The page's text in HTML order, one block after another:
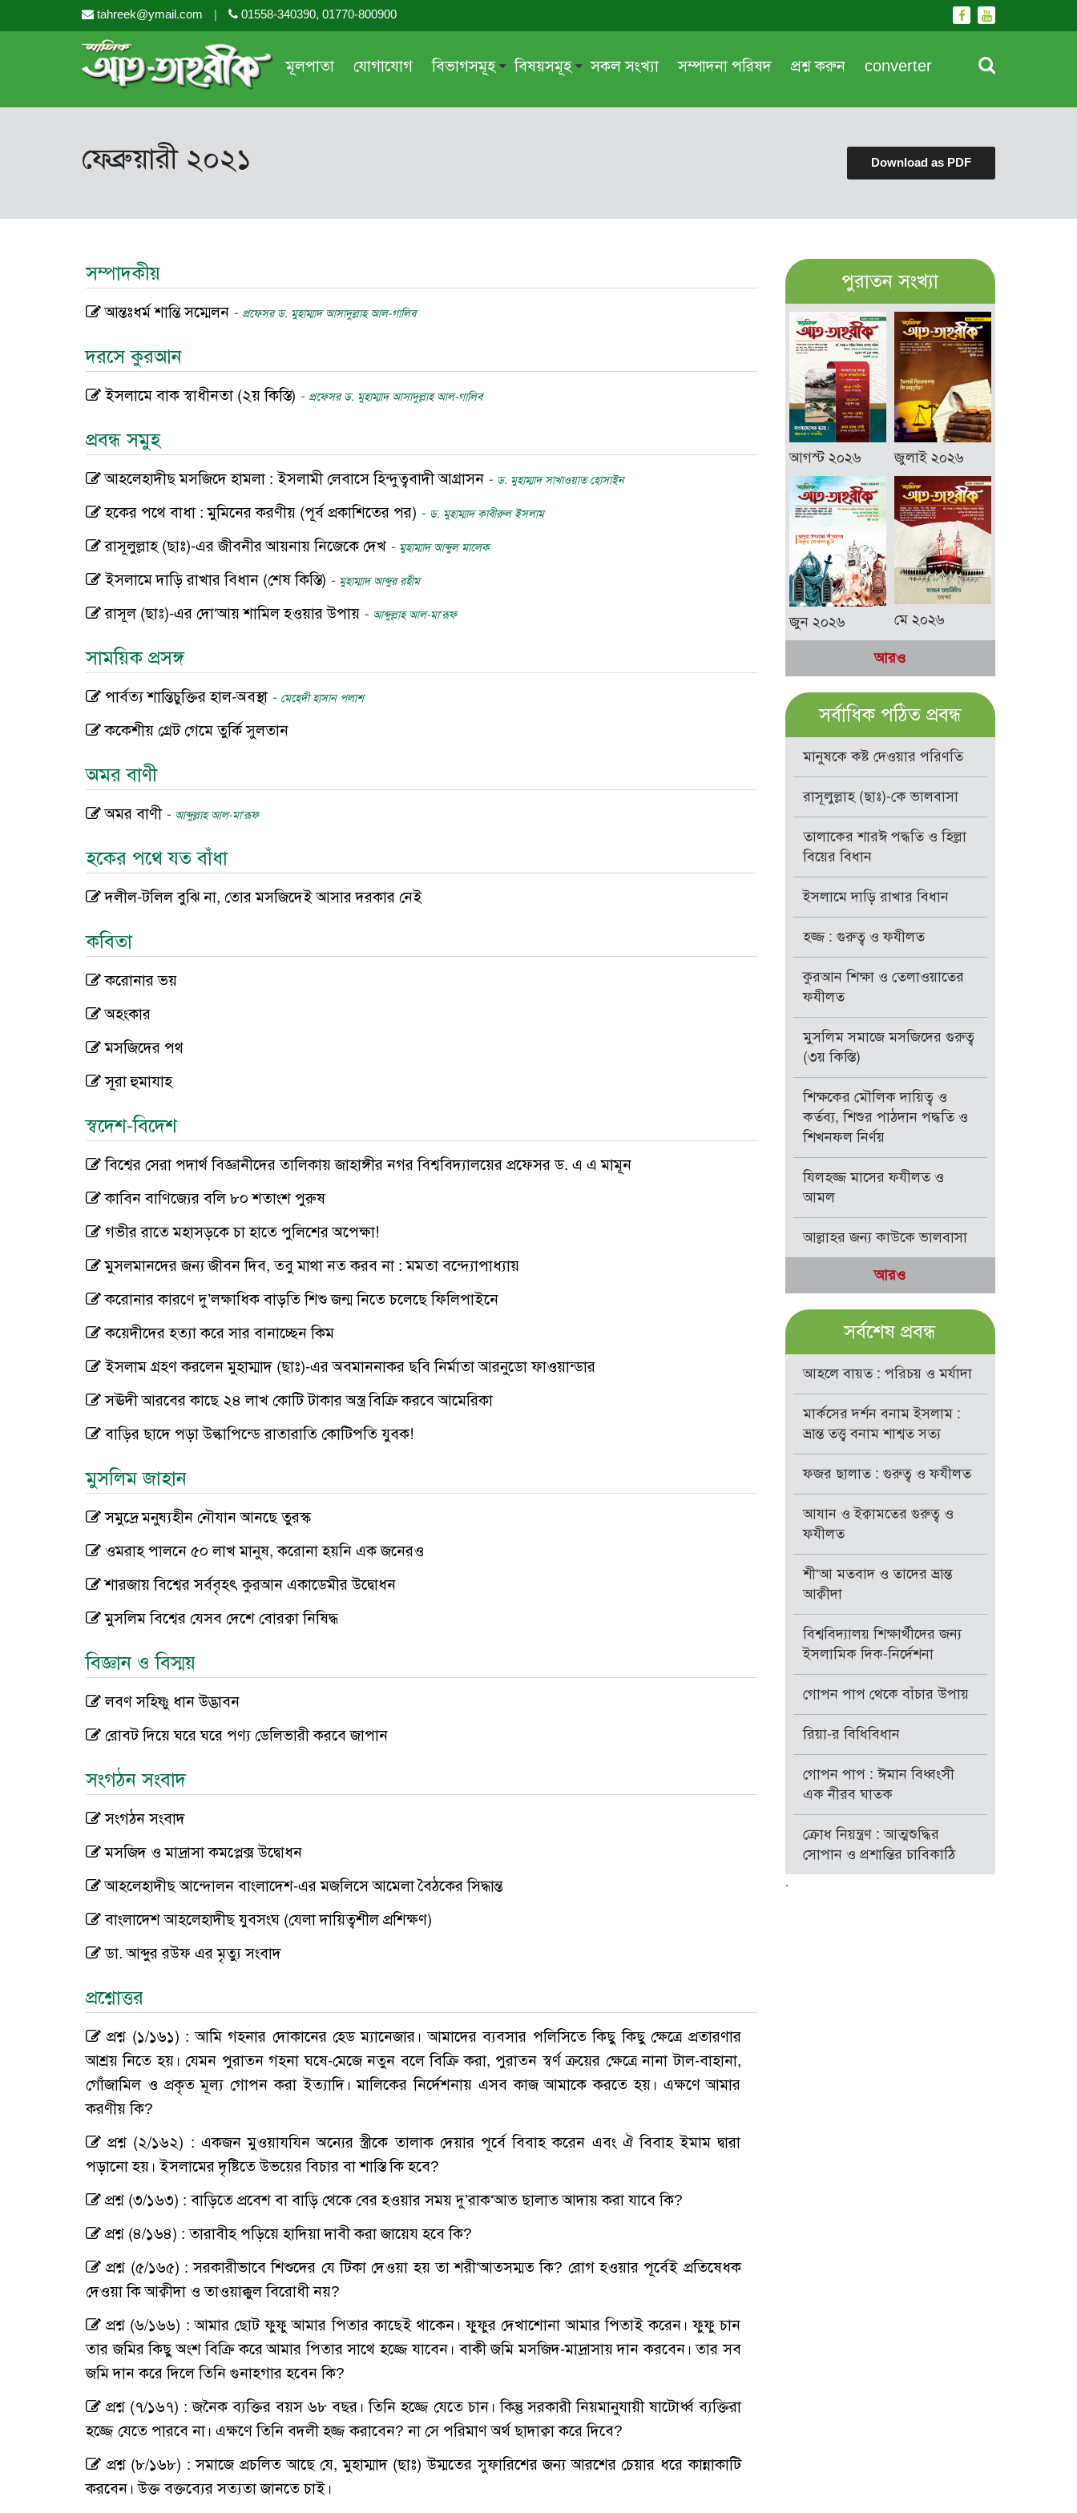
tahreek@ymail.com | 01558-340390, 01770-800900
মূলপাতা যোগাযোগ বিভাগসমূহ
প্রবন্ধ সমুহ
বিষয়সমূহ
আত্মশুদ্ধি
সকল সংখ্যা সম্পাদনা পরিষদ প্রশ্ন করুন converter
ফেব্রুয়ারী ২০২১ Download as PDF
সম্পাদকীয়
আন্তঃধর্ম শান্তি সম্মেলন - প্রফেসর ড. মুহাম্মাদ আসাদুল্লাহ আল-গালিব
দরসে কুরআন
ইসলামে বাক স্বাধীনতা (২য় কিস্তি) - প্রফেসর ড. মুহাম্মাদ আসাদুল্লাহ আল-গালিব
প্রবন্ধ সমুহ
আহলেহাদীছ মসজিদে হামলা : ইসলামী লেবাসে হিন্দুত্ববাদী আগ্রাসন - ড. মুহাম্মাদ সাখাওয়াত হোসাইন
হকের পথে বাধা : মুমিনের করণীয় (পূর্ব প্রকাশিতের পর) - ড. মুহাম্মাদ কাবীরুল ইসলাম
রাসূলুল্লাহ (ছাঃ)-এর জীবনীর আয়নায় নিজেকে দেখ - মুহাম্মাদ আব্দুল মালেক
ইসলামে দাড়ি রাখার বিধান (শেষ কিস্তি) - মুহাম্মাদ আব্দুর রহীম
রাসূল (ছাঃ)-এর দো‘আয় শামিল হওয়ার উপায় - আব্দুল্লাহ আল-মা‘রূফ
সাময়িক প্রসঙ্গ
পার্বত্য শান্তিচুক্তির হাল-অবস্থা - মেহেদী হাসান পলাশ
ককেশীয় গ্রেট গেমে তুর্কি সুলতান
অমর বাণী
অমর বাণী - আব্দুল্লাহ আল-মা‘রূফ
হকের পথে যত বাঁধা
দলীল-টলিল বুঝি না, তোর মসজিদেই আসার দরকার নেই
কবিতা
করোনার ভয়
অহংকার
মসজিদের পথ
সূরা হুমাযাহ
স্বদেশ-বিদেশ
বিশ্বের সেরা পদার্থ বিজ্ঞানীদের তালিকায় জাহাঙ্গীর নগর বিশ্ববিদ্যালয়ের প্রফেসর ড. এ এ মামূন
কাবিন বাণিজ্যের বলি ৮০ শতাংশ পুরুষ
গভীর রাতে মহাসড়কে চা হাতে পুলিশের অপেক্ষা!
মুসলমানদের জন্য জীবন দিব, তবু মাথা নত করব না : মমতা বন্দ্যোপাধ্যায়
করোনার কারণে দু’লক্ষাধিক বাড়তি শিশু জন্ম নিতে চলেছে ফিলিপাইনে
কয়েদীদের হত্যা করে সার বানাচ্ছেন কিম
ইসলাম গ্রহণ করলেন মুহাম্মাদ (ছাঃ)-এর অবমাননাকর ছবি নির্মাতা আরনুডো ফাওয়ান্ডার
সঊদী আরবের কাছে ২৪ লাখ কোটি টাকার অস্ত্র বিক্রি করবে আমেরিকা
বাড়ির ছাদে পড়া উল্কাপিন্ডে রাতারাতি কোটিপতি যুবক!
মুসলিম জাহান
সমুদ্রে মনুষ্যহীন নৌযান আনছে তুরস্ক
ওমরাহ পালনে ৫০ লাখ মানুষ, করোনা হয়নি এক জনেরও
শারজায় বিশ্বের সর্ববৃহৎ কুরআন একাডেমীর উদ্বোধন
মুসলিম বিশ্বের যেসব দেশে বোরক্বা নিষিদ্ধ
বিজ্ঞান ও বিস্ময়
লবণ সহিষ্ণু ধান উদ্ভাবন
রোবট দিয়ে ঘরে ঘরে পণ্য ডেলিভারী করবে জাপান
সংগঠন সংবাদ
সংগঠন সংবাদ
মসজিদ ও মাদ্রাসা কমপ্লেক্স উদ্বোধন
আহলেহাদীছ আন্দোলন বাংলাদেশ-এর মজলিসে আমেলা বৈঠকের সিদ্ধান্ত
বাংলাদেশ আহলেহাদীছ যুবসংঘ (যেলা দায়িত্বশীল প্রশিক্ষণ)
ডা. আব্দুর রউফ এর মৃত্যু সংবাদ
প্রশ্নোত্তর
প্রশ্ন (১/১৬১) : আমি গহনার দোকানের হেড ম্যানেজার। আমাদের ব্যবসার পলিসিতে কিছু কিছু ক্ষেত্রে প্রতারণার
আশ্রয় নিতে হয়। যেমন পুরাতন গহনা ঘষে-মেজে নতুন বলে বিক্রি করা, পুরাতন স্বর্ণ ক্রয়ের ক্ষেত্রে নানা টাল-বাহানা,
গোঁজামিল ও প্রকৃত মূল্য গোপন করা ইত্যাদি। মালিকের নির্দেশনায় এসব কাজ আমাকে করতে হয়। এক্ষণে আমার
করণীয় কি?
প্রশ্ন (২/১৬২) : একজন মুওয়াযযিন অন্যের স্ত্রীকে তালাক দেয়ার পূর্বে বিবাহ করেন এবং ঐ বিবাহ ইমাম দ্বারা
পড়ানো হয়। ইসলামের দৃষ্টিতে উভয়ের বিচার বা শাস্তি কি হবে?
প্রশ্ন (৩/১৬৩) : বাড়িতে প্রবেশ বা বাড়ি থেকে বের হওয়ার সময় দু’রাক‘আত ছালাত আদায় করা যাবে কি?
প্রশ্ন (৪/১৬৪) : তারাবীহ পড়িয়ে হাদিয়া দাবী করা জায়েয হবে কি?
প্রশ্ন (৫/১৬৫) : সরকারীভাবে শিশুদের যে টিকা দেওয়া হয় তা শরী‘আতসম্মত কি? রোগ হওয়ার পূর্বেই প্রতিষেধক
দেওয়া কি আক্বীদা ও তাওয়াক্কুল বিরোধী নয়?
প্রশ্ন (৬/১৬৬) : আমার ছোট ফুফু আমার পিতার কাছেই থাকেন। ফুফুর দেখাশোনা আমার পিতাই করেন। ফুফু চান
তার জমির কিছু অংশ বিক্রি করে আমার পিতার সাথে হজ্জে যাবেন। বাকী জমি মসজিদ-মাদ্রাসায় দান করবেন। তার সব
জমি দান করে দিলে তিনি গুনাহগার হবেন কি?
প্রশ্ন (৭/১৬৭) : জনৈক ব্যক্তির বয়স ৬৮ বছর। তিনি হজ্জে যেতে চান। কিন্তু সরকারী নিয়মানুযায়ী ষাটোর্ধ্ব ব্যক্তিরা
হজ্জে যেতে পারবে না। এক্ষণে তিনি বদলী হজ্জ করাবেন? না সে পরিমাণ অর্থ ছাদাক্বা করে দিবে?
প্রশ্ন (৮/১৬৮) : সমাজে প্রচলিত আছে যে, মুহাম্মাদ (ছাঃ) উম্মতের সুফারিশের জন্য আরশের চেয়ার ধরে কান্নাকাটি
করবেন। উক্ত বক্তব্যের সত্যতা জানতে চাই।
পুরাতন সংখ্যা
আগস্ট ২০২৬ জুলাই ২০২৬
জুন ২০২৬ মে ২০২৬
আরও
সর্বাধিক পঠিত প্রবন্ধ
মানুষকে কষ্ট দেওয়ার পরিণতি
রাসূলুল্লাহ (ছাঃ)-কে ভালবাসা
তালাকের শারঈ পদ্ধতি ও হিল্লা
বিয়ের বিধান
ইসলামে দাড়ি রাখার বিধান
হজ্জ : গুরুত্ব ও ফযীলত
কুরআন শিক্ষা ও তেলাওয়াতের
ফযীলত
মুসলিম সমাজে মসজিদের গুরুত্ব
(৩য় কিস্তি)
শিক্ষকের মৌলিক দায়িত্ব ও
কর্তব্য, শিশুর পাঠদান পদ্ধতি ও
শিখনফল নির্ণয়
যিলহজ্জ মাসের ফযীলত ও
আমল
আল্লাহর জন্য কাউকে ভালবাসা
আরও
সর্বশেষ প্রবন্ধ
আহলে বায়ত : পরিচয় ও মর্যাদা
মার্কসের দর্শন বনাম ইসলাম :
ভ্রান্ত তত্ত্ব বনাম শাশ্বত সত্য
ফজর ছালাত : গুরুত্ব ও ফযীলত
আযান ও ইক্বামতের গুরুত্ব ও
ফযীলত
শী‘আ মতবাদ ও তাদের ভ্রান্ত
আক্বীদা
বিশ্ববিদ্যালয় শিক্ষার্থীদের জন্য
ইসলামিক দিক-নির্দেশনা
গোপন পাপ থেকে বাঁচার উপায়
রিয়া-র বিধিবিধান
গোপন পাপ : ঈমান বিধ্বংসী
এক নীরব ঘাতক
ক্রোধ নিয়ন্ত্রণ : আত্মশুদ্ধির
সোপান ও প্রশান্তির চাবিকাঠি
.